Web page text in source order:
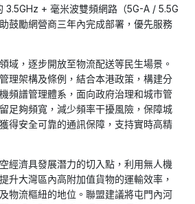
3.5GHz + 毫米波雙頻網路（5G-A / 5.5G
鼓勵網營商三年內完成部署，優先服務
域，逐步開放至物流配送等民生場景。
理架構及條例，結合本港政策，構建分
頻譜管理體系，面向政府治理和城市管
足夠頻寬，減少頻率干擾風險，保障城
得安全可靠的通訊保障，支持實時高精
經濟具發展潛力的切入點，利用無人機
升大灣區內高附加值貨物的運輸效率，
物流樞紐的地位。聯盟建議將屯門內河